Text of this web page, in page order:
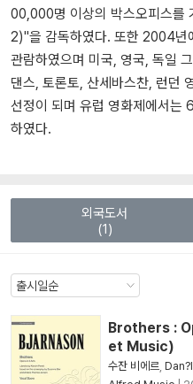
00,000명 이상의 박스오피스
2)"을 감독하였다. 또한 2004년
관람하였으며 미국, 영국, 독일
댄스, 토론토, 산세바스찬, 런던
선정이 되며 유럽 영화제에서는
하였다.
외국도서
(1)
Brothers :
et Music)
수잔 비에르